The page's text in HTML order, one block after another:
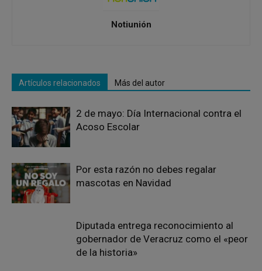
Notiunión
Artículos relacionados Más del autor
2 de mayo: Día Internacional contra el
Acoso Escolar
Por esta razón no debes regalar
mascotas en Navidad
Diputada entrega reconocimiento al
gobernador de Veracruz como el «peor
de la historia»